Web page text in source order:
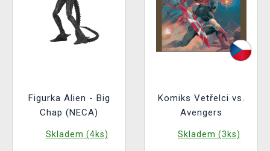
Figurka Alien - Big
Chap (NECA)
Skladem (4ks)
Komiks Vetřelci vs.
Avengers
Skladem (3ks)